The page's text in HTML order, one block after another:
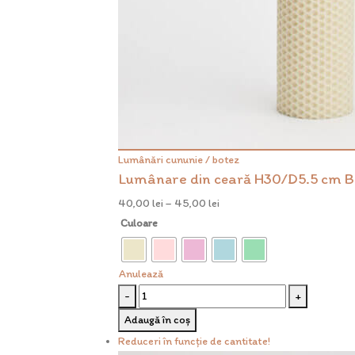
Lumânări cununie / botez
Lumânare din ceară H30/D5.5 cm
40,00 lei – 45,00 lei
Culoare
Anulează
-
+
Adaugă în coș
Reduceri în funcție de cantitate!